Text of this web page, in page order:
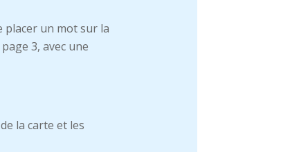
placer un mot sur la
3, avec une
la carte et les